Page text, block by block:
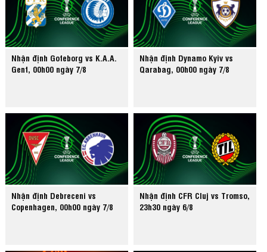
Nhận định Goteborg vs K.A.A.
Gent, 00h00 ngày 7/8
Nhận định Dynamo Kyiv vs
Qarabag, 00h00 ngày 7/8
Nhận định Debreceni vs
Copenhagen, 00h00 ngày 7/8
Nhận định CFR Cluj vs Tromso,
23h30 ngày 6/8